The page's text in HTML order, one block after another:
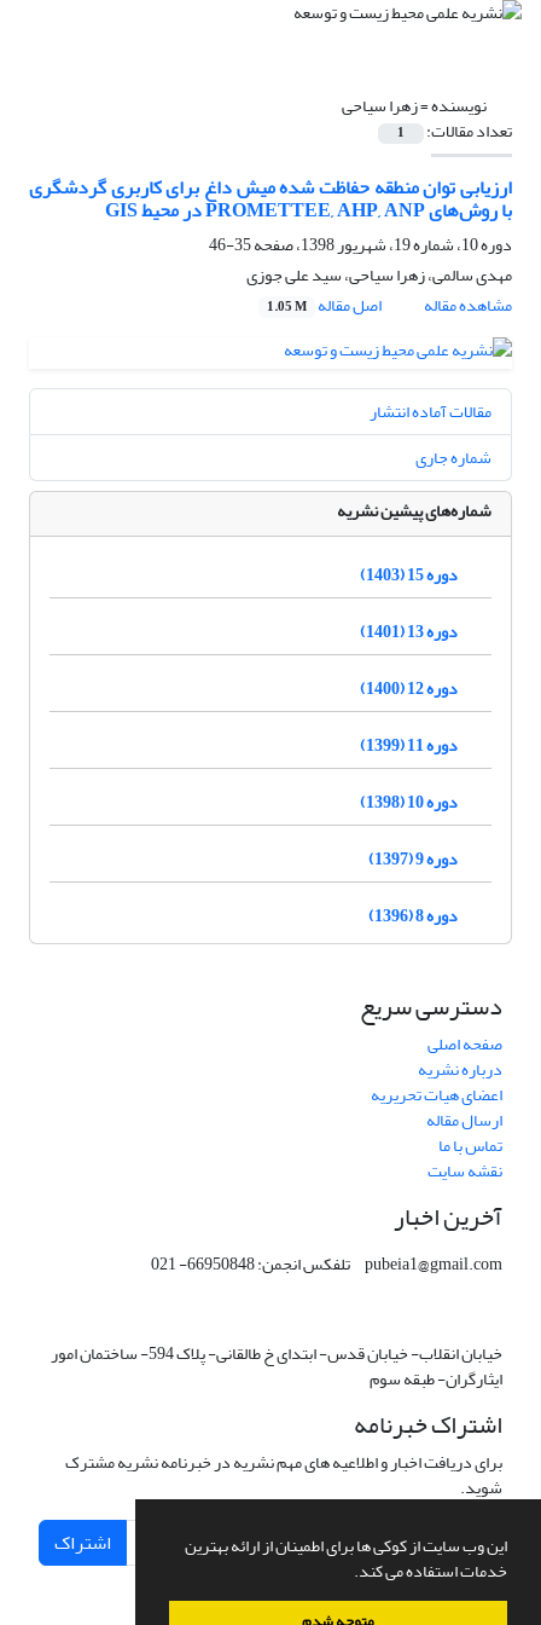
این وب سایت از کوکی ها برای اطمینان از ارائه بهترین
خدمات استفاده می کند.
نویسنده =زهرا سیاحی
تعداد مقالات: 1
ارزیابی توان منطقه حفاظت شده میش داغ برای کاربری گردشگری
با روش‌های PROMETTEE, AHP, ANP در محیط GIS
دوره 10، شماره 19، شهریور 1398، صفحه
35-46
مهدی سالمی، زهرا سیاحی، سید علی جوزی
مشاهده مقاله
اصل مقاله 1.05 M
مقالات آماده انتشار
شماره جاری
شماره‌های پیشین نشریه
دوره 15 (1403)
دوره 13 (1401)
دوره 12 (1400)
دوره 11 (1399)
دوره 10 (1398)
دوره 9 (1397)
دوره 8 (1396)
دسترسی سریع
صفحه اصلی
درباره نشریه
اعضای هیات تحریریه
ارسال مقاله
تماس با ما
نقشه سایت
آخرین اخبار
pubeia1@gmail.com تلفکس انجمن: 66950848- 021
خیابان انقلاب- خیابان قدس- ابتدای خ طالقانی- پلاک 594- ساختمان امور
ایثارگران- طبقه سوم
اشتراک خبرنامه
برای دریافت اخبار و اطلاعیه های مهم نشریه در خبرنامه نشریه مشترک
شوید.
اشتراک